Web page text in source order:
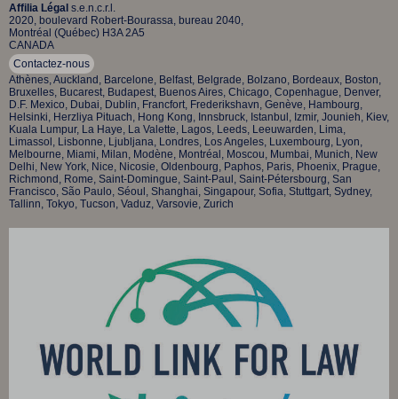
Affilia Légal s.e.n.c.r.l.
2020, boulevard Robert-Bourassa, bureau 2040,
Montréal (Québec) H3A 2A5
CANADA
Contactez-nous
Athènes, Auckland, Barcelone, Belfast, Belgrade, Bolzano, Bordeaux, Boston,
Bruxelles, Bucarest, Budapest, Buenos Aires, Chicago, Copenhague, Denver,
D.F. Mexico, Dubai, Dublin, Francfort, Frederikshavn, Genève, Hambourg,
Helsinki, Herzliya Pituach, Hong Kong, Innsbruck, Istanbul, Izmir, Jounieh, Kiev,
Kuala Lumpur, La Haye, La Valette, Lagos, Leeds, Leeuwarden, Lima,
Limassol, Lisbonne, Ljubljana, Londres, Los Angeles, Luxembourg, Lyon,
Melbourne, Miami, Milan, Modène, Montréal, Moscou, Mumbai, Munich, New
Delhi, New York, Nice, Nicosie, Oldenbourg, Paphos, Paris, Phoenix, Prague,
Richmond, Rome, Saint-Domingue, Saint-Paul, Saint-Pétersbourg, San
Francisco, São Paulo, Séoul, Shanghai, Singapour, Sofia, Stuttgart, Sydney,
Tallinn, Tokyo, Tucson, Vaduz, Varsovie, Zurich